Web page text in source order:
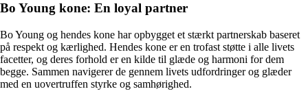
Bo Young kone: En loyal partner
Bo Young og hendes kone har opbygget et stærkt partnerskab baseret
på respekt og kærlighed. Hendes kone er en trofast støtte i alle livets
facetter, og deres forhold er en kilde til glæde og harmoni for dem
begge. Sammen navigerer de gennem livets udfordringer og glæder
med en uovertruffen styrke og samhørighed.